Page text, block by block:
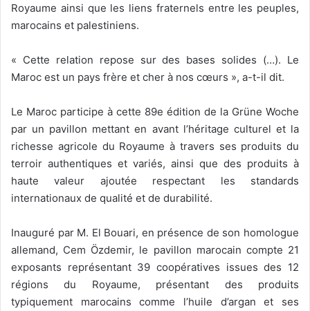
Royaume ainsi que les liens fraternels entre les peuples,
marocains et palestiniens.
« Cette relation repose sur des bases solides (…). Le
Maroc est un pays frère et cher à nos cœurs », a-t-il dit.
Le Maroc participe à cette 89e édition de la Grüne Woche
par un pavillon mettant en avant l’héritage culturel et la
richesse agricole du Royaume à travers ses produits du
terroir authentiques et variés, ainsi que des produits à
haute valeur ajoutée respectant les standards
internationaux de qualité et de durabilité.
Inauguré par M. El Bouari, en présence de son homologue
allemand, Cem Özdemir, le pavillon marocain compte 21
exposants représentant 39 coopératives issues des 12
régions du Royaume, présentant des produits
typiquement marocains comme l’huile d’argan et ses